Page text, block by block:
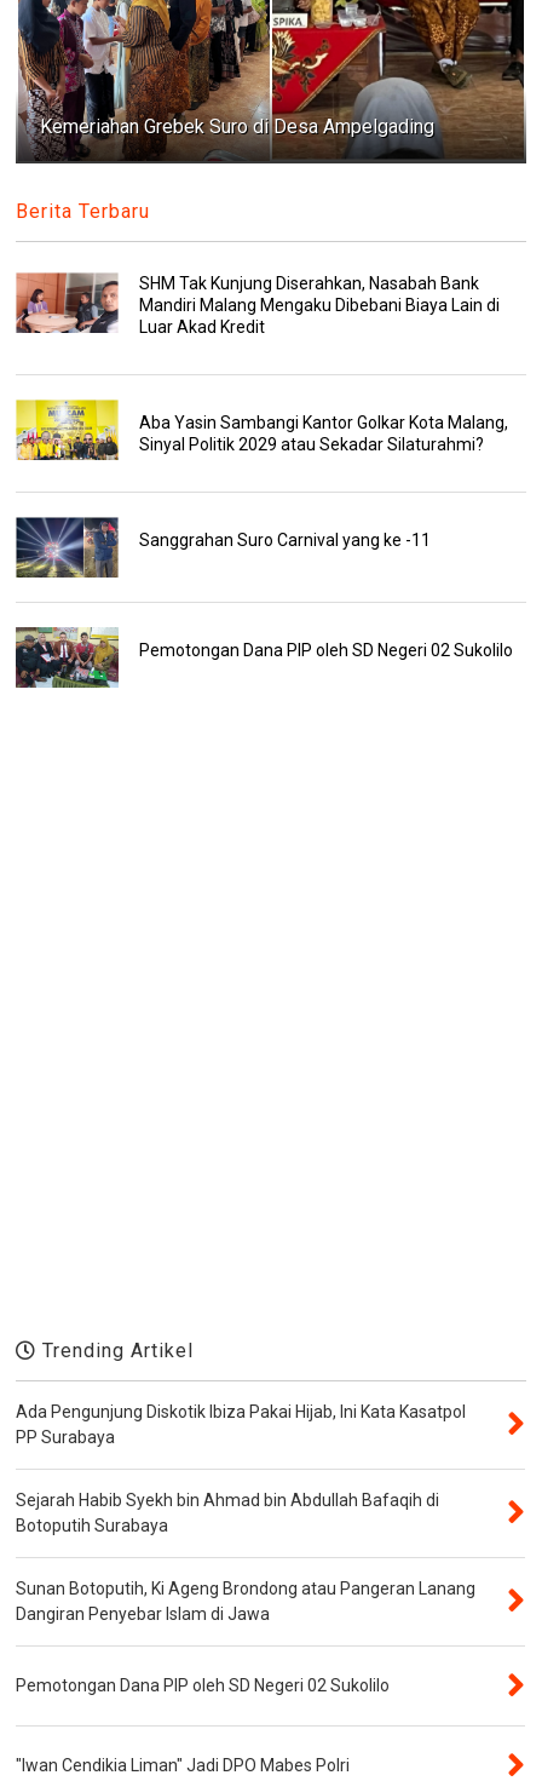
Kemeriahan Grebek Suro di Desa Ampelgading
Berita Terbaru
SHM Tak Kunjung Diserahkan, Nasabah Bank
Mandiri Malang Mengaku Dibebani Biaya Lain di
Luar Akad Kredit
Aba Yasin Sambangi Kantor Golkar Kota Malang,
Sinyal Politik 2029 atau Sekadar Silaturahmi?
Sanggrahan Suro Carnival yang ke -11
Pemotongan Dana PIP oleh SD Negeri 02 Sukolilo
Trending Artikel
Ada Pengunjung Diskotik Ibiza Pakai Hijab, Ini Kata Kasatpol
PP Surabaya
Sejarah Habib Syekh bin Ahmad bin Abdullah Bafaqih di
Botoputih Surabaya
Sunan Botoputih, Ki Ageng Brondong atau Pangeran Lanang
Dangiran Penyebar Islam di Jawa
Pemotongan Dana PIP oleh SD Negeri 02 Sukolilo
"Iwan Cendikia Liman" Jadi DPO Mabes Polri